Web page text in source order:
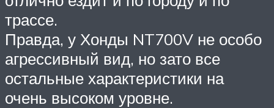
трассе.
Правда, у Хонды NT700V не особо
агрессивный вид, но зато все
остальные характеристики на
очень высоком уровне.